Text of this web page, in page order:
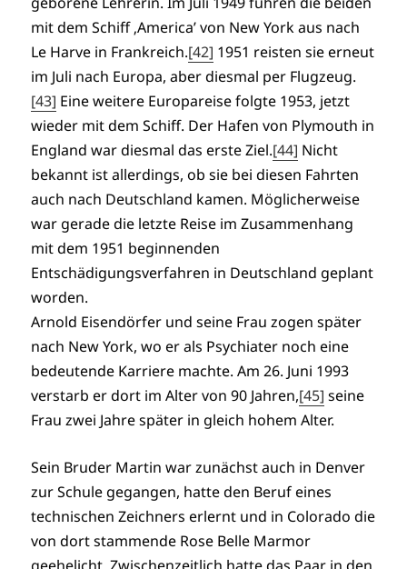
mit dem Schiff ‚America’ von New York aus nach
Le Harve in Frankreich.[42] 1951 reisten sie erneut
im Juli nach Europa, aber diesmal per Flugzeug.
[43] Eine weitere Europareise folgte 1953, jetzt
wieder mit dem Schiff. Der Hafen von Plymouth in
England war diesmal das erste Ziel.[44] Nicht
bekannt ist allerdings, ob sie bei diesen Fahrten
auch nach Deutschland kamen. Möglicherweise
war gerade die letzte Reise im Zusammenhang
mit dem 1951 beginnenden
Entschädigungsverfahren in Deutschland geplant
worden.
Arnold Eisendörfer und seine Frau zogen später
nach New York, wo er als Psychiater noch eine
bedeutende Karriere machte. Am 26. Juni 1993
verstarb er dort im Alter von 90 Jahren,[45] seine
Frau zwei Jahre später in gleich hohem Alter.
Sein Bruder Martin war zunächst auch in Denver
zur Schule gegangen, hatte den Beruf eines
technischen Zeichners erlernt und in Colorado die
von dort stammende Rose Belle Marmor